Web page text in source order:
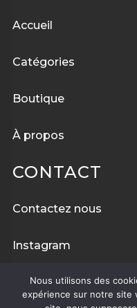
Accueil
Catégories
Boutique
Àpropos
CONTACT
Contactez nous
Instagram
Facebook
Nous utilisons des
expérience sur notre site